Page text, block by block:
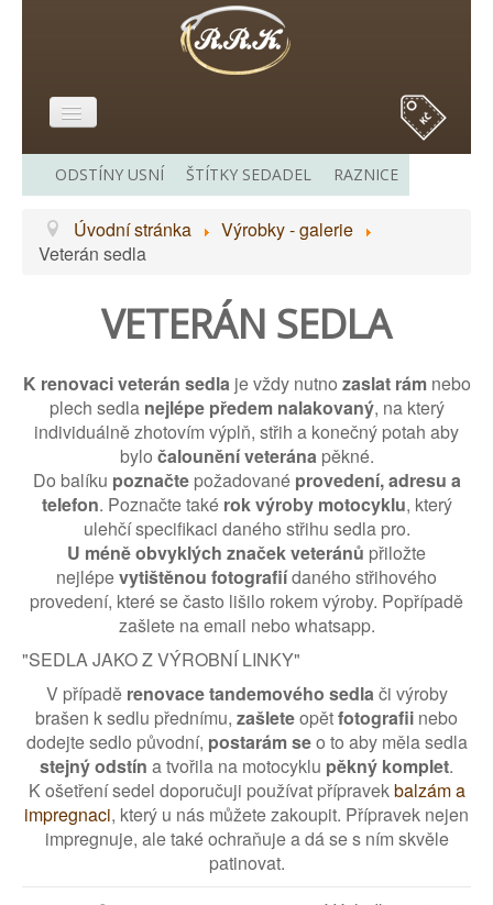
VÝROBKY - GALERIE
ODKAZY
ODSTÍNY USNÍ ŠTÍTKY SEDADEL RAZNICE
Úvodní stránka
Výrobky - galerie
Veterán sedla
VETERÁN SEDLA
K renovaci veterán sedlaje vždy nutno zaslat rámnebo
plech sedla nejlépe předem nalakovaný, na který
individuálně zhotovím výplň, střih a konečný potah aby
bylo čalounění veteránapěkné.
Do balíku poznačtepožadované provedení, adresu a
telefon. Poznačte takérok výroby motocyklu, který
ulehčí specifikaci daného střihu sedla pro.
U méně obvyklých značek veteránů přiložte
nejlépevytištěnou fotografiídaného střihového
provedení, které se často lišilo rokem výroby. Popřípadě
zašlete na email nebo whatsapp.
"SEDLA JAKO Z VÝROBNÍ LINKY"
V případěrenovace tandemového sedlači výroby
brašen k sedlu přednímu, zašleteopětfotografii nebo
dodejte sedlo původní, postarám seo to aby měla sedla
stejný odstín a tvořila na motocyklu pěkný komplet.
K ošetření sedel doporučuji používat přípravekbalzám a
impregnaci, který u nás můžete zakoupit. Přípravek nejen
impregnuje, ale také ochraňuje a dá se s ním skvěle
patinovat.